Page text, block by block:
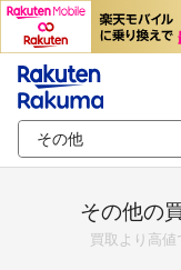
その他の
買取より高